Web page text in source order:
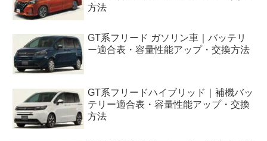
方法
GT系フリード ガソリン車｜バッテリ
ー適合表・容量性能アップ・交換方法
GT系フリードハイブリッド｜補機バッ
テリー適合表・容量性能アップ・交換
方法